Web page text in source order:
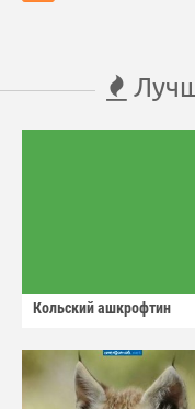
Кольский ашкрофтин